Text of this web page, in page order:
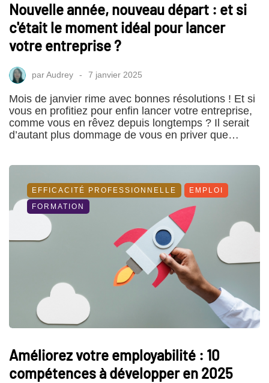
Nouvelle année, nouveau départ : et si
c'était le moment idéal pour lancer
votre entreprise ?
parAudrey 7 janvier 2025
Mois de janvier rime avec bonnes résolutions ! Et si
vous en profitiez pour enfin lancer votre entreprise,
comme vous en rêvez depuis longtemps ? Il serait
d’autant plus dommage de vous en priver que…
EFFICACITÉ PROFESSIONNELLE
EMPLOI
FORMATION
Améliorez votre employabilité : 10
compétences à développer en 2025